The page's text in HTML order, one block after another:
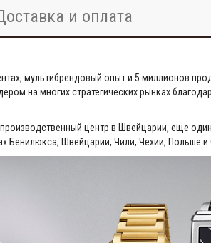
и оплата
мультибрендовый опыт и 5 миллионов
на многих стратегических рынках
центр в Швейцарии, еще
Бенилюкса, Швейцарии, Чили, Чехии, Польше и